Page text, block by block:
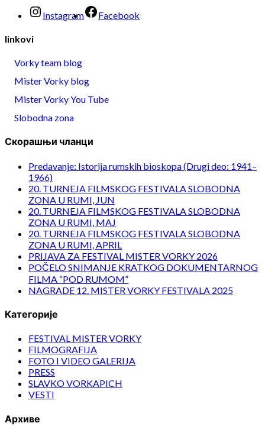
Instagram Facebook
linkovi
Vorky team blog
Mister Vorky blog
Mister Vorky You Tube
Slobodna zona
Скорашњи чланци
Predavanje: Istorija rumskih bioskopa (Drugi deo: 1941–
1966)
20. TURNEJA FILMSKOG FESTIVALA SLOBODNA
ZONA U RUMI, JUN
20. TURNEJA FILMSKOG FESTIVALA SLOBODNA
ZONA U RUMI, MAJ
20. TURNEJA FILMSKOG FESTIVALA SLOBODNA
ZONA U RUMI, APRIL
PRIJAVA ZA FESTIVAL MISTER VORKY 2026
POČELO SNIMANJE KRATKOG DOKUMENTARNOG
FILMA “POD RUMOM”
NAGRADE 12. MISTER VORKY FESTIVALA 2025
Категорије
FESTIVAL MISTER VORKY
FILMOGRAFIJA
FOTO I VIDEO GALERIJA
PRESS
SLAVKO VORKAPICH
VESTI
Архиве